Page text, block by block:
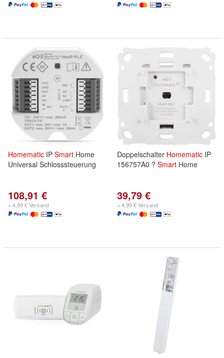
Homematic IP Smart Home
Universal Schlosssteuerung
108,91 €
+ 4,99 € Versand
Doppelschalter Homematic IP
156757A0 ? Smart Home
39,79 €
+ 4,99 € Versand